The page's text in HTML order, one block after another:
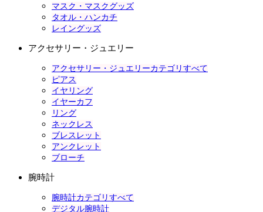
マスク・マスクグッズ
タオル・ハンカチ
レイングッズ
アクセサリー・ジュエリー
アクセサリー・ジュエリーカテゴリすべて
ピアス
イヤリング
イヤーカフ
リング
ネックレス
ブレスレット
アンクレット
ブローチ
腕時計
腕時計カテゴリすべて
デジタル腕時計